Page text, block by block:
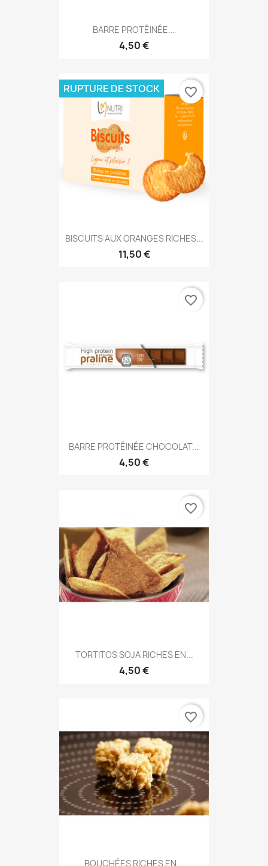
BARRE PROTÉINÉE...
4,50 €
BISCUITS AUX ORANGES RICHES...
11,50 €
RUPTURE DE STOCK favorite_border
BARRE PROTÉINÉE CHOCOLAT...
4,50 €
favorite_border
TORTITOS SOJA RICHES EN...
4,50 €
favorite_border
BOUCHÉES RICHES EN...
favorite_border